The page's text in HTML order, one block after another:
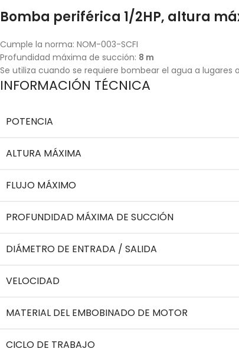
Bomba periférica 1/2HP, altura
Cumple la norma: NOM-003-SCFI
Profundidad máxima de succión: 8 m
Se utiliza cuando se requiere bombear el agua a
INFORMACIÓN TÉCNICA
POTENCIA
ALTURA MÁXIMA
FLUJO MÁXIMO
PROFUNDIDAD MÁXIMA DE SUCCIÓN
DIÁMETRO DE ENTRADA / SALIDA
VELOCIDAD
MATERIAL DEL EMBOBINADO DE MOTOR
CICLO DE TRABAJO